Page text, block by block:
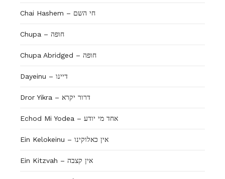
Chai Hashem – חי השם
Chupa – חופה
Chupa Abridged – חופה
Dayeinu – דיינו
Dror Yikra – דרור יקרא
Echod Mi Yodea – אחד מי יודע
Ein Kelokeinu – אין כאלוקינו
Ein Kitzvah – אין קצבה